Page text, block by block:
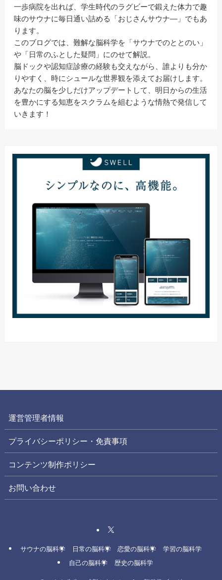
一歩病院を出れば、学生時代のラグビーで鍛えた体力で趣
味のサウナに毎日通い詰める「おじさんサウナ―」でもあ
ります。
このブログでは、難解な脳科学を「サウナでのととのい」
や「日常のふとした疑問」にのせて解説。
脳ドックや認知症診療の経験も交えながら、誰よりも分か
りやすく、時にシュールな世界観を添えてお届けします。
あなたの脳を少しだけアップデートして、明日からの生活
を豊かにする知恵をスクラムを組むような情熱で発信して
いきます！
運営管理者情報
プライバシーポリシー・免責事項
コンテンツ制作ポリシー
お問い合わせ
サウナの脳科学 日常の脳科学 恋愛の脳科学
学習の脳科学
自己の脳科学
歴史の脳科学